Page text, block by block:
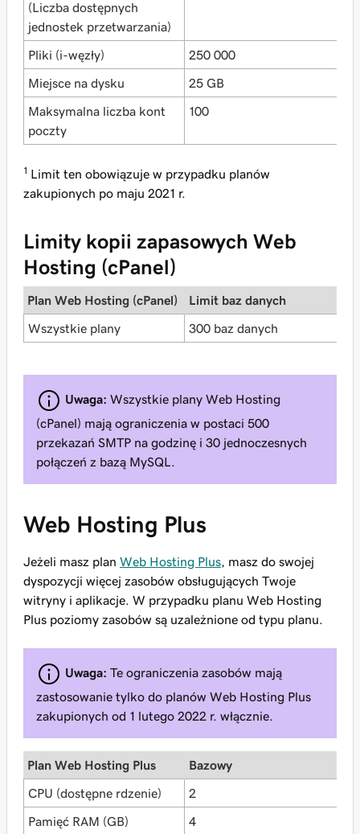
(Liczba dostępnych
jednostek przetwarzania)
Pliki (i-węzły) 250 000
Miejsce na dysku 25 GB
Maksymalna liczba kont
poczty
100
1 Limit ten obowiązuje w przypadku planów
zakupionych po maju 2021 r.
Limity kopii zapasowych Web
Hosting (cPanel)
Plan Web Hosting (cPanel) Limit baz danych
Wszystkie plany 300 baz danych
Uwaga: Wszystkie plany Web Hosting
(cPanel) mają ograniczenia w postaci 500
przekazań SMTP na godzinę i 30 jednoczesnych
połączeń z bazą MySQL.
Web Hosting Plus
Jeżeli masz plan Web Hosting Plus , masz do swojej
dyspozycji więcej zasobów obsługujących Twoje
witryny i aplikacje. W przypadku planu Web Hosting
Plus poziomy zasobów są uzależnione od typu planu.
Uwaga: Te ograniczenia zasobów mają
zastosowanie tylko do planów Web Hosting Plus
zakupionych od 1 lutego 2022 r. włącznie.
Plan Web Hosting Plus Bazowy
CPU (dostępne rdzenie) 2
Pamięć RAM (GB) 4